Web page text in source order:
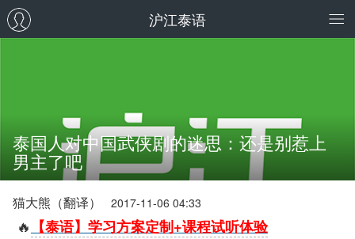
沪江泰语
泰国人对中国武侠剧的迷思：还是别惹上
男主了吧
猫大熊（翻译） 2017-11-06 04:33
🔥 【泰语】学习方案定制+课程试听体验